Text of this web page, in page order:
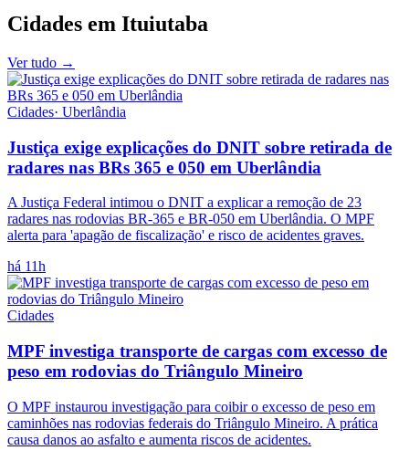
Cidades em Ituiutaba
Ver tudo →
Cidades· Uberlândia
Justiça exige explicações do DNIT sobre retirada de
radares nas BRs 365 e 050 em Uberlândia
A Justiça Federal intimou o DNIT a explicar a remoção de 23
radares nas rodovias BR-365 e BR-050 em Uberlândia. O MPF
alerta para 'apagão de fiscalização' e risco de acidentes graves.
há 11h
Cidades
MPF investiga transporte de cargas com excesso de
peso em rodovias do Triângulo Mineiro
O MPF instaurou investigação para coibir o excesso de peso em
caminhões nas rodovias federais do Triângulo Mineiro. A prática
causa danos ao asfalto e aumenta riscos de acidentes.